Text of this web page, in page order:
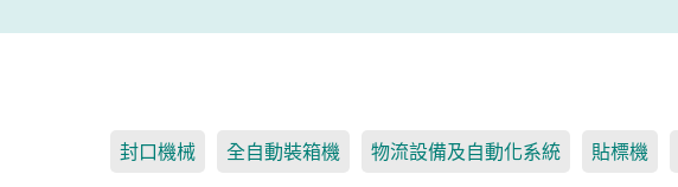
封口機械 全自動裝箱機 物流設備及自動化系統 貼標機